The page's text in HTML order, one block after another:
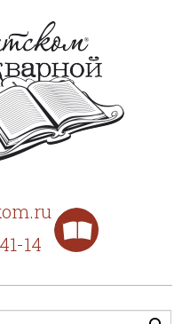
14